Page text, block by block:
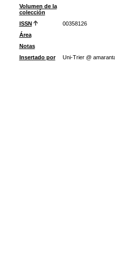
Volumen de la
colección
ISSN
00358126
Área
Notas
Insertado por
Uni-Trier @